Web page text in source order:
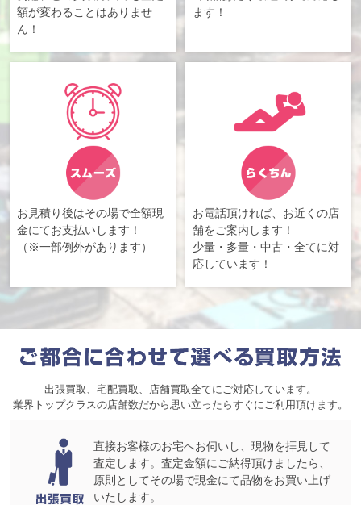
額が変わることはありませ
ん！
ます！
お見積り後はその場で全額現
金にてお支払いします！
（※一部例外があります）
お電話頂ければ、お近くの店
舗をご案内します！
少量・多量・中古・全てに対
応しています！
出張買取、宅配買取、店舗買取全てにご対応しています。
業界トップクラスの店舗数だから思い立ったらすぐにご利用頂けます。
直接お客様のお宅へお伺いし、現物を拝見して
査定します。査定金額にご納得頂けましたら、
原則としてその場で現金にて品物をお買い上げ
いたします。